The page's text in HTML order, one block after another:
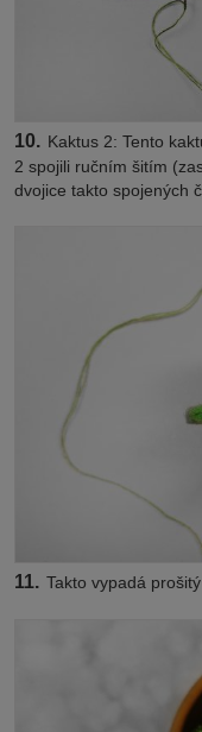
10. Kaktus 2: Tento
2 spojili ručním šitím
dvojice takto spojených
11. Takto vypadá prošitý